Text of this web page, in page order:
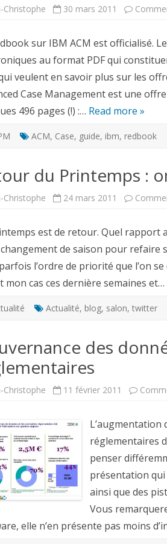
Christophe 30 mars 2011
sur IBM ACM est officialisé.
au format PDF qui
veulent en savoir plus sur les
Case Management est une
496 pages (!) :… Read more »
ACM, Case, guide, ibm, redbook
du Printemps :
Christophe 24 mars 2011
est de retour. Quel rapport
de saison pour refaire
l’ordre de priorité que l’on
mon cas ces dernière semaines et…
Actualité, blog, salon, twitter
des
Christophe 11 février 2011
L’augmentation
réglementaires
penser
présentation
ainsi que des
Vous
elle n’en présente pas moins